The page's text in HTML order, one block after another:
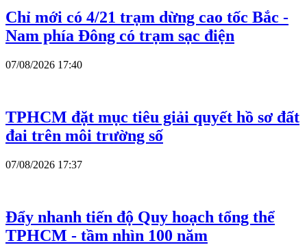
Chỉ mới có 4/21 trạm dừng cao tốc Bắc -
Nam phía Đông có trạm sạc điện
07/08/2026 17:40
TPHCM đặt mục tiêu giải quyết hồ sơ đất
đai trên môi trường số
07/08/2026 17:37
Đẩy nhanh tiến độ Quy hoạch tổng thể
TPHCM - tầm nhìn 100 năm